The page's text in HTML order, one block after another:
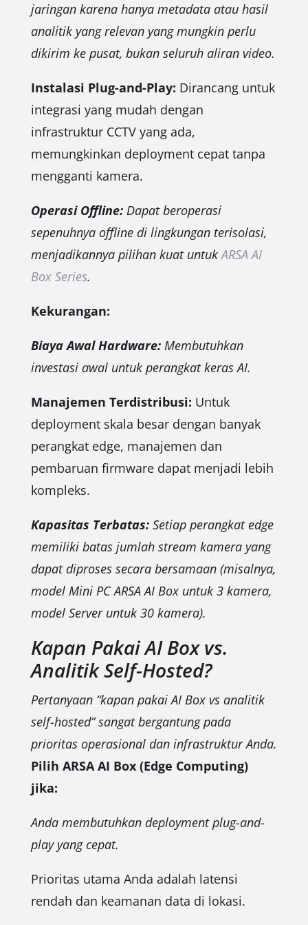
jaringan karena hanya metadata atau hasil
analitik yang relevan yang mungkin perlu
dikirim ke pusat, bukan seluruh aliran video.
Instalasi Plug-and-Play: Dirancang untuk
integrasi yang mudah dengan
infrastruktur CCTV yang ada,
memungkinkan deployment cepat tanpa
mengganti kamera.
Operasi Offline:Dapat beroperasi
sepenuhnya offline di lingkungan terisolasi,
menjadikannya pilihan kuat untukARSA AI
Box Series.
Kekurangan:
Biaya Awal Hardware:Membutuhkan
investasi awal untuk perangkat keras AI.
Manajemen Terdistribusi: Untuk
deployment skala besar dengan banyak
perangkat edge, manajemen dan
pembaruan firmware dapat menjadi lebih
kompleks.
Kapasitas Terbatas:Setiap perangkat edge
memiliki batas jumlah stream kamera yang
dapat diproses secara bersamaan (misalnya,
model Mini PC ARSA AI Box untuk 3 kamera,
model Server untuk 30 kamera).
Kapan Pakai AI Box vs.
Analitik Self-Hosted?
Pertanyaan “kapan pakai AI Box vs analitik
self-hosted” sangat bergantung pada
prioritas operasional dan infrastruktur Anda.
Pilih ARSA AI Box (Edge Computing)
jika:
Anda membutuhkan deployment plug-and-
play yang cepat.
Prioritas utama Anda adalah latensi
rendah dan keamanan data di lokasi.